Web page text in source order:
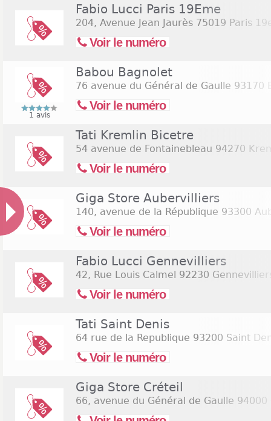
Fabio Lucci Paris 19Eme
204, Avenue Jean Jaurès 75019 Paris
Voir le numéro
Babou Bagnolet
76 avenue du Général de Gaulle 93170
Voir le numéro
1 avis
Tati Kremlin Bicetre
54 avenue de Fontainebleau 94270
Voir le numéro
Giga Store Aubervilliers
140, avenue de la République 93300
Voir le numéro
Fabio Lucci Gennevilliers
42, Rue Louis Calmel 92230
Voir le numéro
Tati Saint Denis
64 rue de la Republique 93200 Saint
Voir le numéro
Giga Store Créteil
66, avenue du Général de Gaulle 94000